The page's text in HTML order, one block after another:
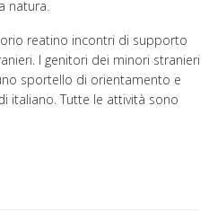
natura.
reatino incontri di supporto
I genitori dei minori stranieri
sportello di orientamento e
italiano. Tutte le attività sono